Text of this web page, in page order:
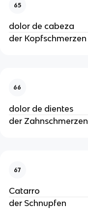
65
dolor de cabeza
der Kopfschmerzen
66
dolor de dientes
der Zahnschmerzen
67
Catarro
der Schnupfen